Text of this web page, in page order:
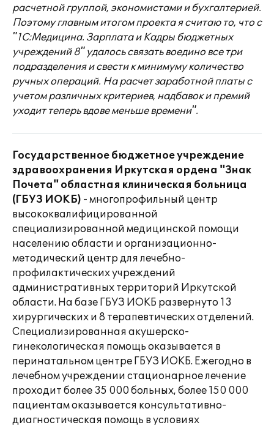
расчетной группой, экономистами и бухгалтерией.
Поэтому главным итогом проекта я считаю то, что с
"1С:Медицина. Зарплата и Кадры бюджетных
учреждений 8" удалось связать воедино все три
подразделения и свести к минимуму количество
ручных операций. На расчет заработной платы с
учетом различных критериев, надбавок и премий
уходит теперь вдове меньше времени".
Государственное бюджетное учреждение
здравоохранения Иркутская ордена "Знак
Почета" областная клиническая больница
(ГБУЗ ИОКБ) - многопрофильный центр
высококвалифицированной
специализированной медицинской помощи
населению области и организационно-
методический центр для лечебно-
профилактических учреждений
административных территорий Иркутской
области. На базе ГБУЗ ИОКБ развернуто 13
хирургических и 8 терапевтических отделений.
Специализированная акушерско-
гинекологическая помощь оказывается в
перинатальном центре ГБУЗ ИОКБ. Ежегодно в
лечебном учреждении стационарное лечение
проходит более 35 000 больных, более 150 000
пациентам оказывается консультативно-
диагностическая помощь в условиях